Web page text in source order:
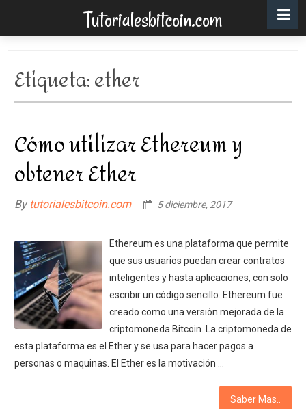
Tutorialesbitcoin.com
Etiqueta:ether
Cómo utilizar Ethereum y
obtener Ether
By tutorialesbitcoin.com 5 diciembre, 2017
Ethereum es una plataforma que permite
que sus usuarios puedan crear contratos
inteligentes y hasta aplicaciones, con solo
escribir un código sencillo. Ethereum fue
creado como una versión mejorada de la
criptomoneda Bitcoin. La criptomoneda de
esta plataforma es el Ether y se usa para hacer pagos a
personas o maquinas. El Ether es la motivación …
Saber Mas..